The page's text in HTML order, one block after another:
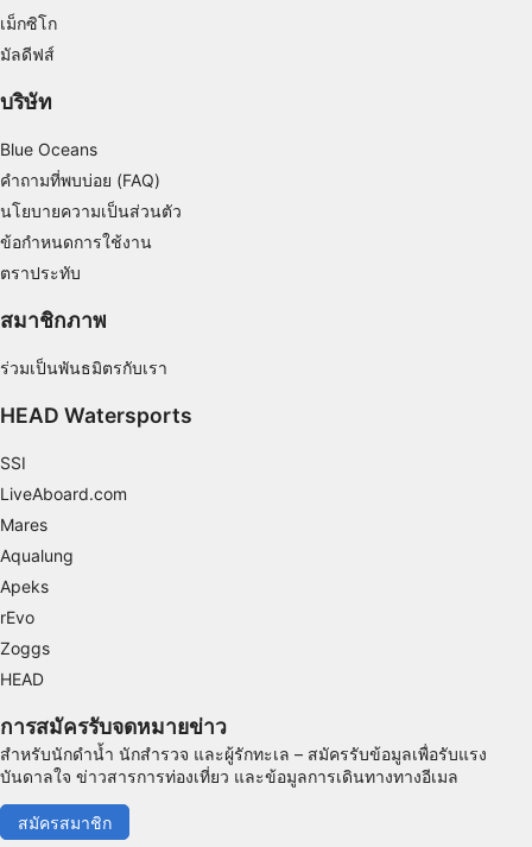
เม็กซิโก
มัลดีฟส์
บริษัท
Blue Oceans
คำถามที่พบบ่อย (FAQ)
นโยบายความเป็นส่วนตัว
ข้อกำหนดการใช้งาน
ตราประทับ
สมาชิกภาพ
ร่วมเป็นพันธมิตรกับเรา
HEAD Watersports
SSI
LiveAboard.com
Mares
Aqualung
Apeks
rEvo
Zoggs
HEAD
การสมัครรับจดหมายข่าว
สำหรับนักดำน้ำ นักสำรวจ และผู้รักทะเล – สมัครรับข้อมูลเพื่อรับแรง
บันดาลใจ ข่าวสารการท่องเที่ยว และข้อมูลการเดินทางทางอีเมล
สมัครสมาชิก
Measure advertising performance
Measure content performance
Understand audiences through statistics or
combinations of data from different sources
Develop and improve services
Use limited data to select content
คุณสมบัติพิเศษของ IAB:
actively requested
วัตถุประสงค์ในการประมวลผลที่ไม่ใช่ของ IAB:
จำเป็น
การทำงาน